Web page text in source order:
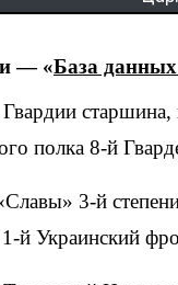
— «База
полка 8-й
3-й
й Украинский